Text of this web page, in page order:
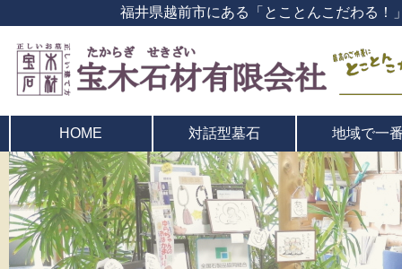
福井県越前市にある「とことんこだわる！
HOME 対話型墓石 地域で一